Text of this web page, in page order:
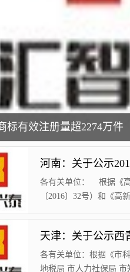
标有效注册量超2274万件
各有关单位： 根据《
〔2016〕32号）和《
省税务局会商等程序，
准予更名，现予公示。
各有关单位：根据《市
地税局 市人力社保局